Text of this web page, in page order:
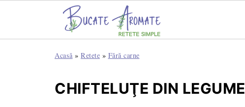
Acasă » Retete » Fără carne
CHIFTELUŢE DIN LEGUME